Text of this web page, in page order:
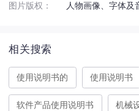
图片版权：
人物画像、字体及
相关搜索
使用说明书的 使用说明书
软件产品使用说明书 机械